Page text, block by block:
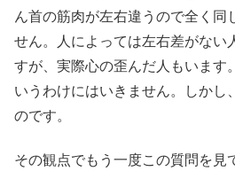
ん首の筋肉が左右違うので全く同
せん。人によっては左右差がない
すが、実際心の歪んだ人もいます
いうわけにはいきません。しかし
のです。
その観点でもう一度この質問を見